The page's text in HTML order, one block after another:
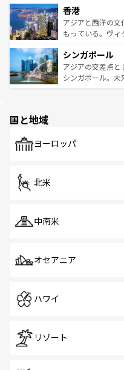
とつ。フォーやバ
ひ現地で味わい
が旅行者を迎えて
参照してほしい。
の活気が交差して
帯で自然と触れ
いビーチでリゾー
激する。気候は一
が待っている。
た文化、そして多
香港
アジアと西洋の
もっている。ヴィ
み、どこを訪れて
ており、効率よ
うな絶景から文化
シンガポール
アジアの交差点
シンガポール。未
で、ホーカーズは
国と地域
ヨーロッパ
北米
中南米
オセアニア
ハワイ
リゾート